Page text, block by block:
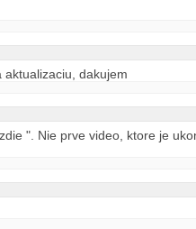
dakujem
". Nie prve video, ktore je